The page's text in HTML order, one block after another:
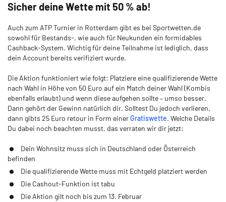
Sicher deine Wette mit 50 % ab!
Auch zum ATP Turnier in Rotterdam gibt es bei Sportwetten.de
sowohl für Bestands-, wie auch für Neukunden ein formidables
Cashback-System. Wichtig für deine Teilnahme ist lediglich, dass
dein Account bereits verifiziert wurde.
Die Aktion funktioniert wie folgt: Platziere eine qualifizierende Wette
nach Wahl in Höhe von 50 Euro auf ein Match deiner Wahl (Kombis
ebenfalls erlaubt) und wenn diese aufgehen sollte – umso besser.
Dann gehört der Gewinn natürlich dir. Solltest Du jedoch verlieren,
dann gibts 25 Euro retour in Form einerGratiswette. Welche Details
Du dabei noch beachten musst, das verraten wir dir jetzt:
Dein Wohnsitz muss sich in Deutschland oder Österreich
befinden
Die qualifizierende Wette muss mit Echtgeld platziert werden
Die Cashout-Funktion ist tabu
Die Aktion gilt noch bis zum 13. Februar